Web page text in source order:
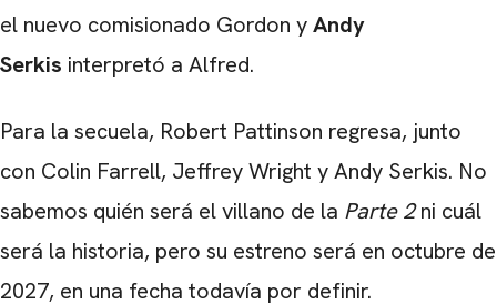
el nuevo comisionado Gordon yAndy
Serkis interpretó a Alfred.
Para la secuela, Robert Pattinson regresa, junto
con Colin Farrell, Jeffrey Wright y Andy Serkis. No
sabemos quién será el villano de la Parte 2ni cuál
será la historia, pero su estreno será en octubre de
2027, en una fecha todavía por definir.